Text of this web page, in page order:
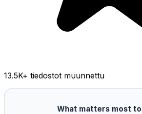
13.5K+ tiedostot muunnettu
What matters most